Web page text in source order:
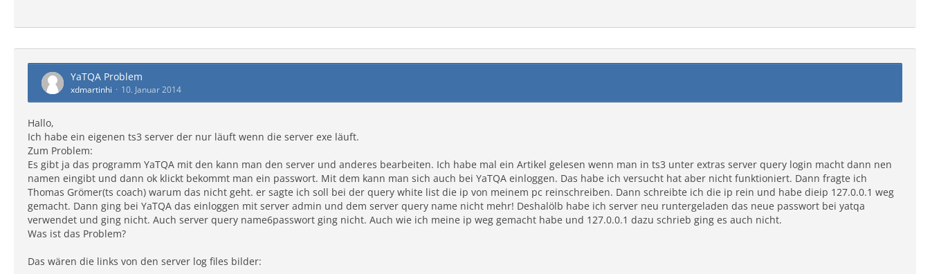
YaTQA Problem
xdmartinhi 10. Januar 2014
Hallo,
Ich habe ein eigenen ts3 server der nur läuft wenn die server exe läuft.
Zum Problem:
Es gibt ja das programm YaTQA mit den kann man den server und anderes bearbeiten. Ich habe mal ein Artikel gelesen wenn man in ts3 unter extras server query login macht dann nen
namen eingibt und dann ok klickt bekommt man ein passwort. Mit dem kann man sich auch bei YaTQA einloggen. Das habe ich versucht hat aber nicht funktioniert. Dann fragte ich
Thomas Grömer(ts coach) warum das nicht geht. er sagte ich soll bei der query white list die ip von meinem pc reinschreiben. Dann schreibte ich die ip rein und habe dieip 127.0.0.1 weg
gemacht. Dann ging bei YaTQA das einloggen mit server admin und dem server query name nicht mehr! Deshalölb habe ich server neu runtergeladen das neue passwort bei yatqa
verwendet und ging nicht. Auch server query name6passwort ging nicht. Auch wie ich meine ip weg gemacht habe und 127.0.0.1 dazu schrieb ging es auch nicht.
Was ist das Problem?
Das wären die links von den server log files bilder: